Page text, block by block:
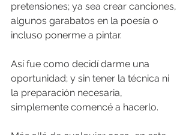
pretensiones; ya sea crear canciones,
algunos garabatos en la poesía o
incluso ponerme a pintar.
Así fue como decidí darme una
oportunidad; y sin tener la técnica ni
la preparación necesaria,
simplemente comencé a hacerlo.